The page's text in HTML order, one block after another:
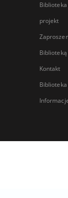
projekt
Kontakt